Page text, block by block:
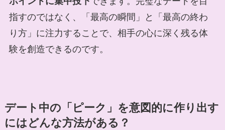
指すのではなく、「最高の瞬間」と「最高の終わ
り方」に注力することで、相手の心に深く残る体
験を創造できるのです。
デート中の「ピーク」を意図的に作り出す
にはどんな方法がある？